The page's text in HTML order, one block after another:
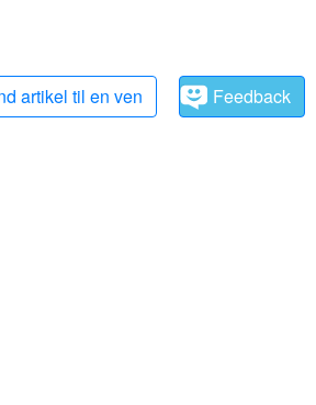
artikel til en ven Feedback